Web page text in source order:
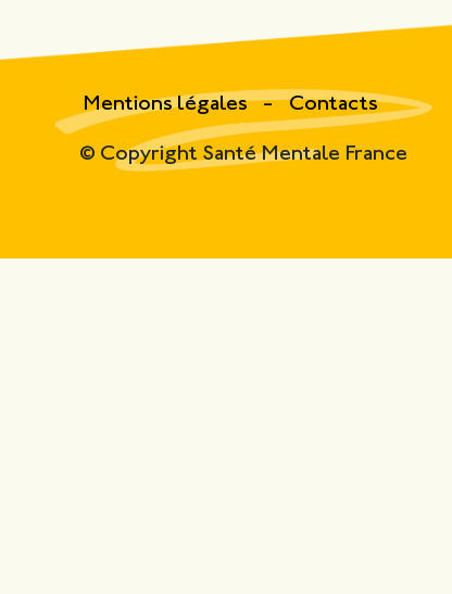
Mentions légales Contacts
© Copyright Santé Mentale France